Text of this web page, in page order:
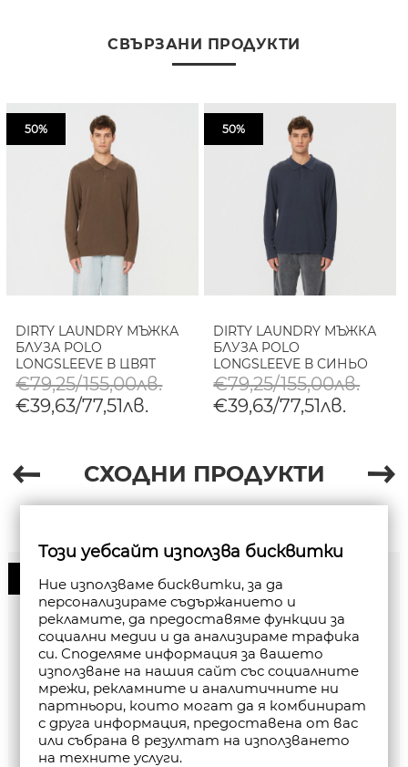
СВЪРЗАНИ ПРОДУКТИ
50%
DIRTY LAUNDRY МЪЖКА
БЛУЗА POLO
LONGSLEEVE В ЦВЯТ
МОКА
€79,25/155,00лв.
€39,63/77,51лв.
50%
DIRTY LAUNDRY МЪЖКА
БЛУЗА POLO
LONGSLEEVE В СИНЬО
€79,25/155,00лв.
€39,63/77,51лв.
СХОДНИ ПРОДУКТИ
50%
Този уебсайт използва бисквитки
Ние използваме бисквитки, за да
персонализираме съдържанието и
рекламите, да предоставяме функции за
социални медии и да анализираме трафика
си. Споделяме информация за вашето
използване на нашия сайт със социалните
мрежи, рекламните и аналитичните ни
партньори, които могат да я комбинират
с друга информация, предоставена от вас
или събрана в резултат на използването
на техните услуги.